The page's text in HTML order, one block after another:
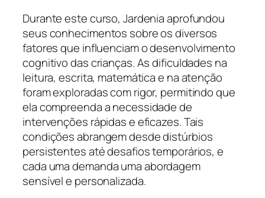
Durante este curso, Jardenia aprofundou
seus conhecimentos sobre os diversos
fatores que influenciam o desenvolvimento
cognitivo das crianças. As dificuldades na
leitura, escrita, matemática e na atenção
foram exploradas com rigor, permitindo que
ela compreenda a necessidade de
intervenções rápidas e eficazes. Tais
condições abrangem desde distúrbios
persistentes até desafios temporários, e
cada uma demanda uma abordagem
sensível e personalizada.